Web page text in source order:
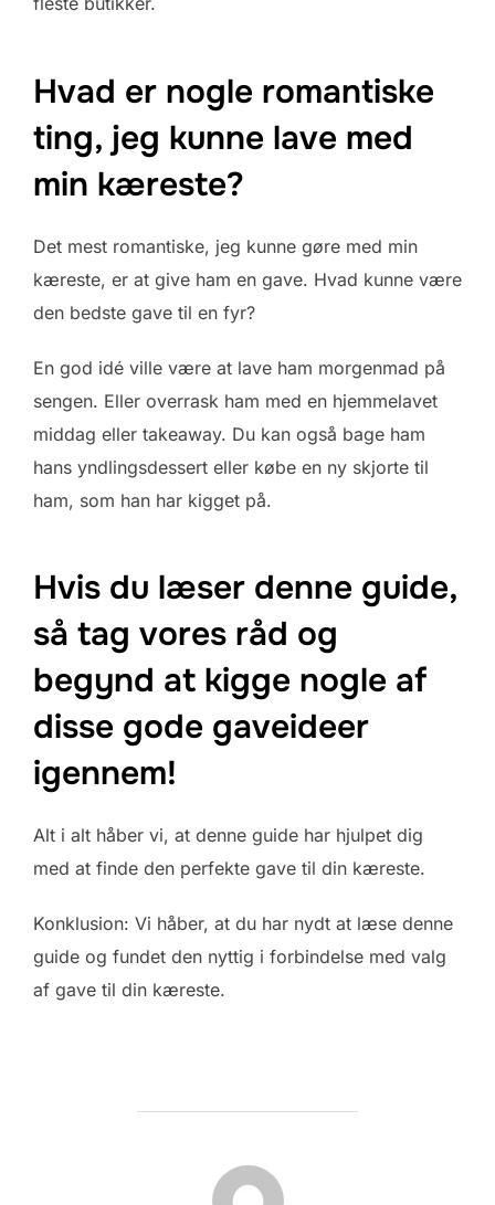
Hvad er nogle romantiske
ting, jeg kunne lave med
min kæreste?
Det mest romantiske, jeg kunne gøre med min
kæreste, er at give ham en gave. Hvad kunne være
den bedste gave til en fyr?
En god idé ville være at lave ham morgenmad på
sengen. Eller overrask ham med en hjemmelavet
middag eller takeaway. Du kan også bage ham
hans yndlingsdessert eller købe en ny skjorte til
ham, som han har kigget på.
Hvis du læser denne guide,
så tag vores råd og
begynd at kigge nogle af
disse gode gaveideer
igennem!
Alt i alt håber vi, at denne guide har hjulpet dig
med at finde den perfekte gave til din kæreste.
Konklusion: Vi håber, at du har nydt at læse denne
guide og fundet den nyttig i forbindelse med valg
af gave til din kæreste.
FORFATTER